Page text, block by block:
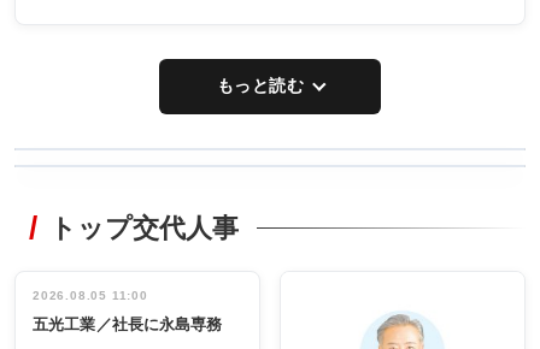
もっと読む
非鉄業界で
インタビュ
ー／社内ア
タックトレー
祝う 業界関
係者ら220人
出席
トップ交代人事
2026.08.05 11:00
五光工業／社長に永島専務